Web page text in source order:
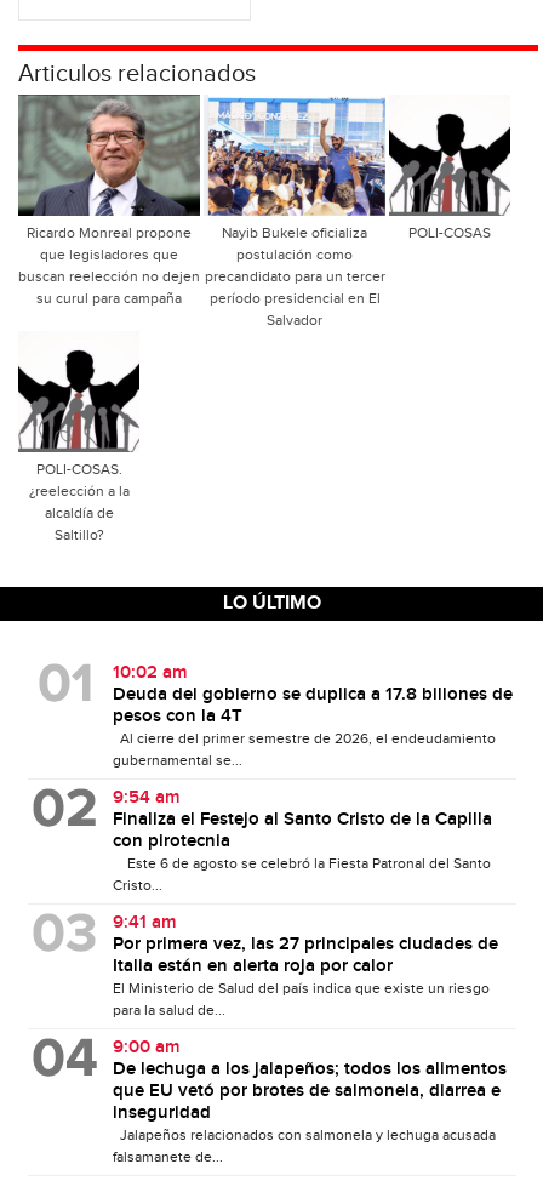
Articulos relacionados
Ricardo Monreal propone
que legisladores que
buscan reelección no dejen
su curul para campaña
Nayib Bukele oficializa
postulación como
precandidato para un tercer
período presidencial en El
Salvador
POLI-COSAS
POLI-COSAS.
¿reelección a la
alcaldía de
Saltillo?
LO ÚLTIMO
10:02 am
Deuda del gobierno se duplica a 17.8 billones de
pesos con la 4T
Al cierre del primer semestre de 2026, el endeudamiento
gubernamental se...
9:54 am
Finaliza el Festejo al Santo Cristo de la Capilla
con pirotecnia
Este 6 de agosto se celebró la Fiesta Patronal del Santo
Cristo...
9:41 am
Por primera vez, las 27 principales ciudades de
Italia están en alerta roja por calor
El Ministerio de Salud del país indica que existe un riesgo
para la salud de...
9:00 am
De lechuga a los jalapeños; todos los alimentos
que EU vetó por brotes de salmonela, diarrea e
inseguridad
Jalapeños relacionados con salmonela y lechuga acusada
falsamanete de...